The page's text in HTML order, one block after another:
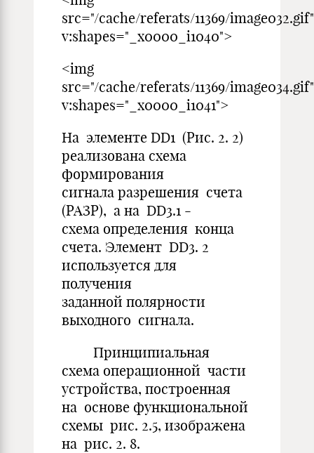
src="/cache/referats/11369/image032.gif"
v:shapes="_x0000_i1040">
<img
src="/cache/referats/11369/image034.gif"
v:shapes="_x0000_i1041">
На элементе DD1 (Рис. 2. 2)
реализована схема
формирования
сигнала разрешения счета
(РАЗР), а на DD3.1 -
схема определения конца
счета. Элемент DD3. 2
используется для
получения
заданной полярности
выходного сигнала.
Принципиальная
схема операционной части
устройства, построенная
на основе функциональной
схемы рис. 2.5, изображена
на рис. 2. 8.